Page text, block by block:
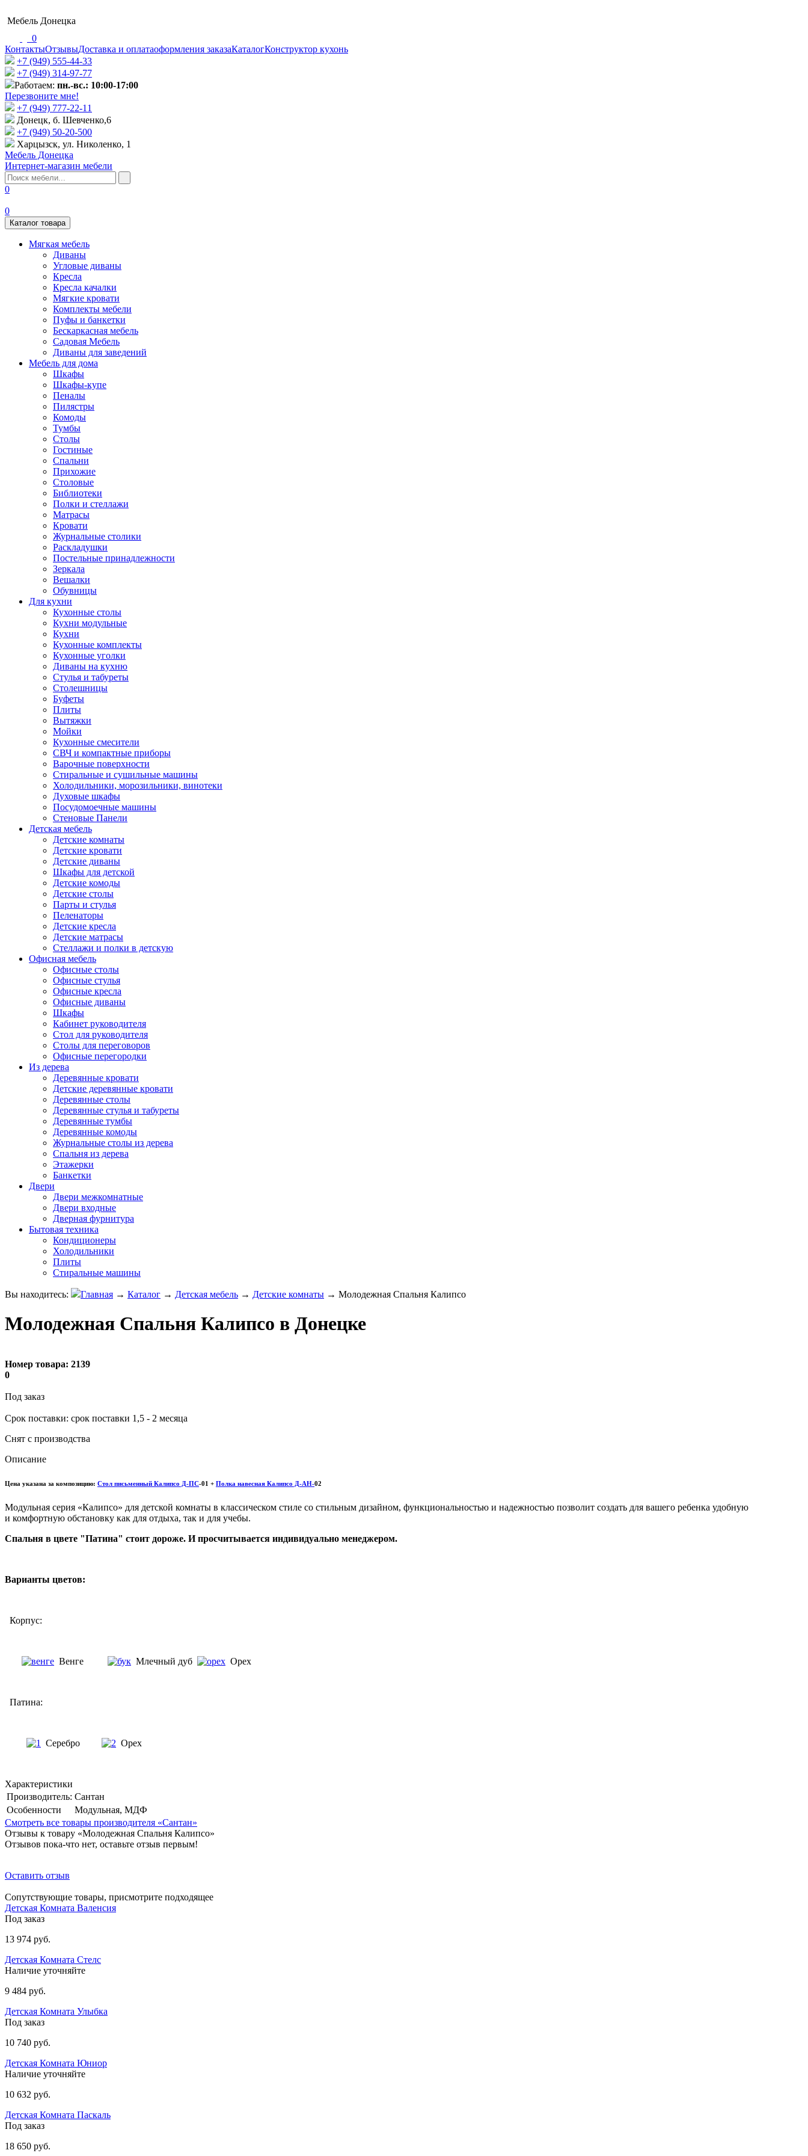
Мебель Донецка
0
КонтактыОтзывыДоставка и оплатаоформления заказаКаталогКонструктор кухонь
+7 (949) 555-44-33
+7 (949) 314-97-77
Работаем: пн.-вс.: 10:00-17:00
Перезвоните мне!
+7 (‎949) 777-22-11
Донецк, б. Шевченко,6
+7 (949) 50-20-500
Харцызск, ул. Николенко, 1
Мебель Донецка
Интернет-магазин мебели
0
0
Каталог товара
Мягкая мебель
Диваны
Угловые диваны
Кресла
Кресла качалки
Мягкие кровати
Комплекты мебели
Пуфы и банкетки
Бескаркасная мебель
Садовая Мебель
Диваны для заведений
Мебель для дома
Шкафы
Шкафы-купе
Пеналы
Пилястры
Комоды
Тумбы
Столы
Гостиные
Спальни
Прихожие
Столовые
Библиотеки
Полки и стеллажи
Матрасы
Кровати
Журнальные столики
Раскладушки
Постельные принадлежности
Зеркала
Вешалки
Обувницы
Для кухни
Кухонные столы
Кухни модульные
Кухни
Кухонные комплекты
Кухонные уголки
Диваны на кухню
Стулья и табуреты
Столешницы
Буфеты
Плиты
Вытяжки
Мойки
Кухонные смесители
СВЧ и компактные приборы
Варочные поверхности
Стиральные и сушильные машины
Холодильники, морозильники, винотеки
Духовые шкафы
Посудомоечные машины
Стеновые Панели
Детская мебель
Детские комнаты
Детские кровати
Детские диваны
Шкафы для детской
Детские комоды
Детские столы
Парты и стулья
Пеленаторы
Детские кресла
Детские матрасы
Стеллажи и полки в детскую
Офисная мебель
Офисные столы
Офисные стулья
Офисные кресла
Офисные диваны
Шкафы
Кабинет руководителя
Стол для руководителя
Столы для переговоров
Офисные перегородки
Из дерева
Деревянные кровати
Детские деревянные кровати
Деревянные столы
Деревянные стулья и табуреты
Деревянные тумбы
Деревянные комоды
Журнальные столы из дерева
Спальня из дерева
Этажерки
Банкетки
Двери
Двери межкомнатные
Двери входные
Дверная фурнитура
Бытовая техника
Кондиционеры
Холодильники
Плиты
Стиральные машины
Вы находитесь: Главная → Каталог → Детская мебель → Детские комнаты → Молодежная Спальня Калипсо
Молодежная Спальня Калипсо в Донецке
Номер товара: 2139
0
Под заказ
Cрок поставки: срок поставки 1,5 - 2 месяца
Снят с производства
Описание
Цена указана за композицию: Стол письменный Калипсо Д-ПС-01 + Полка навесная Калипсо Д-АН-02
Модульная серия «Калипсо» для детской комнаты в классическом стиле со стильным дизайном, функциональностью и надежностью позволит создать для вашего ребенка удобную
и комфортную обстановку как для отдыха, так и для учебы.
Спальня в цвете "Патина" стоит дороже. И просчитывается индивидуально менеджером.
Варианты цветов:
Корпус:
Венге Млечный дуб Орех
Патина:
Серебро Орех
Характеристики
Производитель: Сантан
Особенности
Модульная, МДФ
Смотреть все товары производителя «Сантан»
Отзывы к товару «Молодежная Спальня Калипсо»
Отзывов пока-что нет, оставьте отзыв первым!
Оставить отзыв
Сопутствующие товары, присмотрите подходящее
Детская Комната Валенсия
Под заказ
13 974 руб.
Детская Комната Стелс
Наличие уточняйте
9 484 руб.
Детская Комната Улыбка
Под заказ
10 740 руб.
Детская Комната Юниор
Наличие уточняйте
10 632 руб.
Детская Комната Паскаль
Под заказ
18 650 руб.